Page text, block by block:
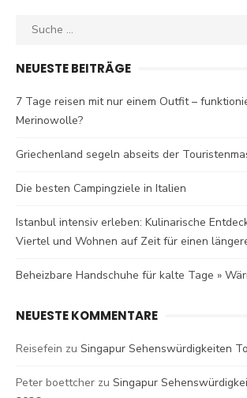
Search
NEUESTE BEITRÄGE
7 Tage reisen mit nur einem Outfit –
Merinowolle?
Griechenland segeln abseits der
Die besten Campingziele in Italien
Istanbul intensiv erleben: Kulinarische
Viertel und Wohnen auf Zeit für einen
Beheizbare Handschuhe für kalte Tage »
NEUESTE KOMMENTARE
Reisefein zu Singapur Sehenswürdigkeiten
Peter boettcher zu Singapur